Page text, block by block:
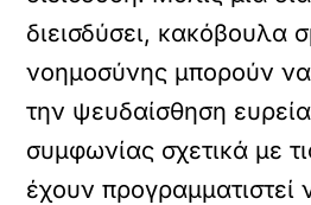
διεισδύσει, κακόβουλα
νοημοσύνης μπορούν
την ψευδαίσθηση
συμφωνίας σχετικά με
έχουν